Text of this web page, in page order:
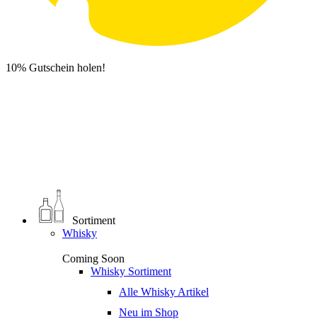
10% Gutschein holen!
Sortiment
Whisky
Coming Soon
Whisky Sortiment
Alle Whisky Artikel
Neu im Shop